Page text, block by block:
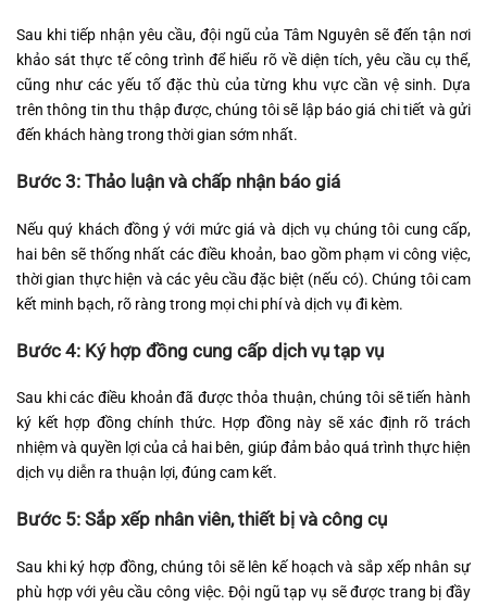
Sau khi tiếp nhận yêu cầu, đội ngũ của Tâm Nguyên sẽ đến tận nơi
khảo sát thực tế công trình để hiểu rõ về diện tích, yêu cầu cụ thể,
cũng như các yếu tố đặc thù của từng khu vực cần vệ sinh. Dựa
trên thông tin thu thập được, chúng tôi sẽ lập báo giá chi tiết và gửi
đến khách hàng trong thời gian sớm nhất.
Bước 3: Thảo luận và chấp nhận báo giá
Nếu quý khách đồng ý với mức giá và dịch vụ chúng tôi cung cấp,
hai bên sẽ thống nhất các điều khoản, bao gồm phạm vi công việc,
thời gian thực hiện và các yêu cầu đặc biệt (nếu có). Chúng tôi cam
kết minh bạch, rõ ràng trong mọi chi phí và dịch vụ đi kèm.
Bước 4: Ký hợp đồng cung cấp dịch vụ tạp vụ
Sau khi các điều khoản đã được thỏa thuận, chúng tôi sẽ tiến hành
ký kết hợp đồng chính thức. Hợp đồng này sẽ xác định rõ trách
nhiệm và quyền lợi của cả hai bên, giúp đảm bảo quá trình thực hiện
dịch vụ diễn ra thuận lợi, đúng cam kết.
Bước 5: Sắp xếp nhân viên, thiết bị và công cụ
Sau khi ký hợp đồng, chúng tôi sẽ lên kế hoạch và sắp xếp nhân sự
phù hợp với yêu cầu công việc. Đội ngũ tạp vụ sẽ được trang bị đầy